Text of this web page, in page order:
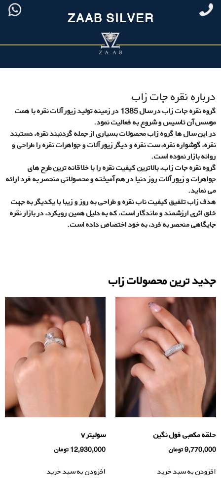
ZAAB SILVER درباره ما
درباره نقره جات زاب
گروه نقره جات زاب در سال 1385 در زمینه تولید زیور آلات نقره با همت
موسس آن تاسیس و شروع به فعالیت نمود.
در این سال ها گروه زاب محصولات بسیاری از جمله گردنبند نقره، دستبند
نقره، گوشواره نقره، ست نقره و دیگر زیور آلات و جواهرات نقره را طراحی و
روانه بازار نموده است.
گروه نقره جات زاب، بالاترین کیفیت نقره را با خلاقانه ترین طرح های
جواهرات و زیور آلات روز دنیا در هم آمیخته و محصولاتی منحصر به فرد ارائه
می نماید.
هدف زاب تلفیق کیفیت ناب نقره و طراحی به روز و زیبا با یکدیگر به جهت
خلق اثری ارزشمند و ماندگار است، که به دلیل همین رویکرد، در بازار نقره
جایگاهی منحصر به فرد، به خود اختصاص داده است.
جدید ترین محصولات زاب
حلقه مکعبی فول نگین
9,770,000تومان
افزودن به سبد خرید
سولیتر v
12,930,000 تومان
افزودن به سبد خرید